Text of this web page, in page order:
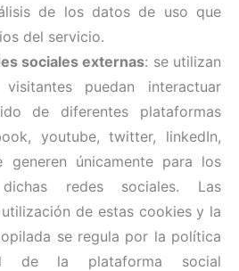
de los datos de uso que
del servicio.
sociales externas: se utilizan
puedan interactuar
de diferentes plataformas
youtube, twitter, linkedIn,
únicamente para los
redes sociales. Las
de estas cookies y la
se regula por la política
de la plataforma social